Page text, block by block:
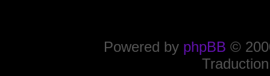
Powered by phpBB ©